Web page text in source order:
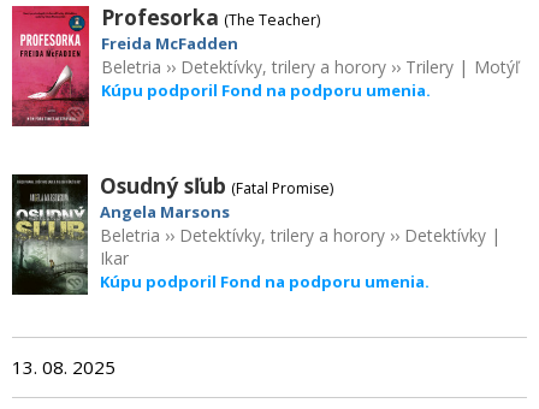
Profesorka (The Teacher)
Freida McFadden
Beletria ›› Detektívky, trilery a horory›› Trilery| Motýľ
Kúpu podporil Fond na podporu umenia.
Osudný sľub (Fatal Promise)
Angela Marsons
Beletria ›› Detektívky, trilery a horory›› Detektívky|
Ikar
Kúpu podporil Fond na podporu umenia.
13. 08. 2025